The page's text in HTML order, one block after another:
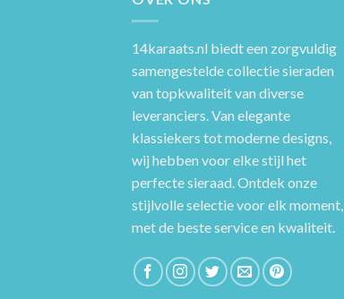
14karaats.nl biedt een zorgvuldig
samengestelde collectie sieraden
van topkwaliteit van diverse
leveranciers. Van elegante
klassiekers tot moderne designs,
wij hebben voor elke stijl het
perfecte sieraad. Ontdek onze
stijlvolle selectie voor elk moment,
met de beste service en kwaliteit.